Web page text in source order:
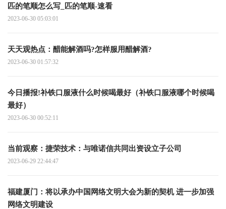
匹的笔顺怎么写_匹的笔顺-速看
2023-06-30 05:03:01
天天观热点：醋能解酒吗?怎样服用醋解酒?
2023-06-30 01:57:32
今日播报!补铁口服液什么时候喝最好（补铁口服液哪个时候喝
最好）
2023-06-30 00:52:11
当前观察：捷荣技术：与唯诺信共同出资设立子公司
2023-06-29 22:44:47
福建厦门：将以承办中国网络文明大会为新的契机 进一步加强
网络文明建设